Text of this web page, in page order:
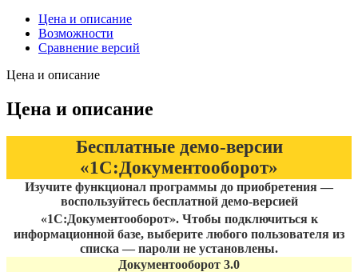
Цена и описание
Возможности
Сравнение версий
Цена и описание
Цена и описание
Бесплатные демо-версии
«1С:Документооборот»
Изучите функционал программы до приобретения —
воспользуйтесь бесплатной демо‑версией
«1С:Документооборот». Чтобы подключиться к
информационной базе, выберите любого пользователя из
списка — пароли не установлены.
Документооборот 3.0